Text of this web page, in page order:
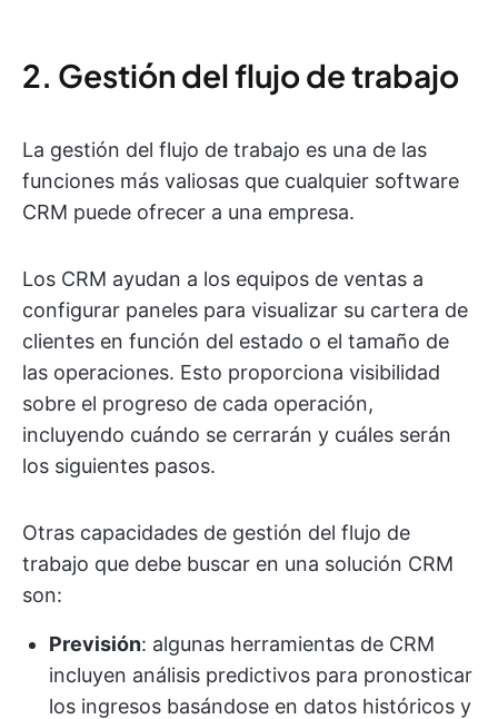
2. Gestión del flujo de trabajo
La gestión del flujo de trabajo es una de las
funciones más valiosas que cualquier software
CRM puede ofrecer a una empresa.
Los CRM ayudan a los equipos de ventas a
configurar paneles para visualizar su cartera de
clientes en función del estado o el tamaño de
las operaciones. Esto proporciona visibilidad
sobre el progreso de cada operación,
incluyendo cuándo se cerrarán y cuáles serán
los siguientes pasos.
Otras capacidades de gestión del flujo de
trabajo que debe buscar en una solución CRM
son:
Previsión: algunas herramientas de CRM
incluyen análisis predictivos para pronosticar
los ingresos basándose en datos históricos y